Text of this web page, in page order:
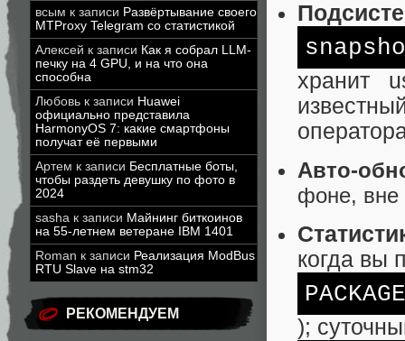
всым к записи Развёртывание своего
MTProxy Telegram со статистикой
Алексей к записи Как я собрал LLM-
печку на 4 GPU, и на что она
способна
Любовь к записи Huawei
официально представила
HarmonyOS 7: какие смартфоны
получат её первыми
Артем к записи Бесплатные боты,
чтобы раздеть девушку по фото в
2024
sasha к записи Майнинг биткоинов
на 55-летнем ветеране IBM 1401
Roman к записи Реализация ModBus
RTU Slave на stm32
РЕКОМЕНДУЕМ
хранит
Авто-
фоне, вне
когда вы
);